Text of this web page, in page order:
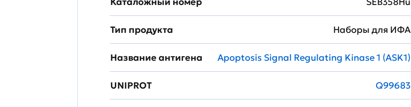
Тип продукта Наборы для ИФА
Название антигена Apoptosis Signal Regulating Kinase 1 (ASK1)
UNIPROT Q99683